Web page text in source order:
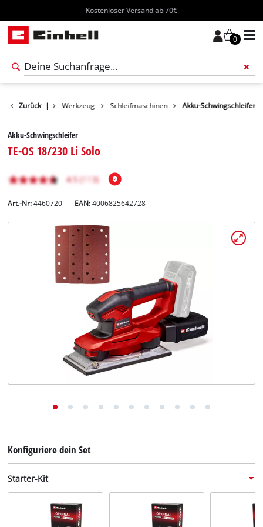
Kostenloser Versand ab 70€
0
Zurück |
Produkte Werkzeug Schleifmaschinen Akku-Schwingschleifer
Akku-Schwingschleifer
TE-OS 18/230 Li Solo
Art.-Nr: 4460720 EAN:4006825642728
Konfiguriere dein Set
Starter-Kit